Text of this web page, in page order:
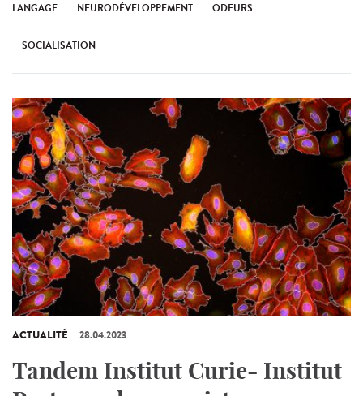
LANGAGE NEURODÉVELOPPEMENT ODEURS
SOCIALISATION
ACTUALITÉ 28.04.2023
Tandem Institut Curie- Institut